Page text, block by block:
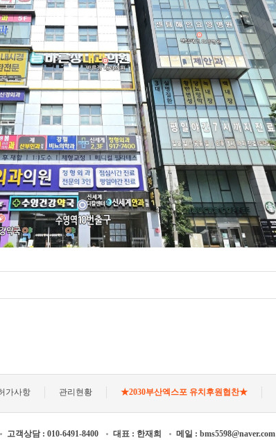
가사항 관리현황 ★2030부산엑스포 유치후원협찬★
고객상담 : 010-6491-8400 대표 : 한재희 메일 : bms5598@naver.com